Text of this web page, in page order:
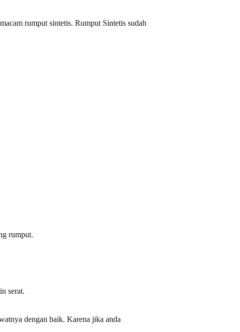
rumput sintetis. Rumput Sintetis sudah
rumput.
serat.
dengan baik. Karena jika anda